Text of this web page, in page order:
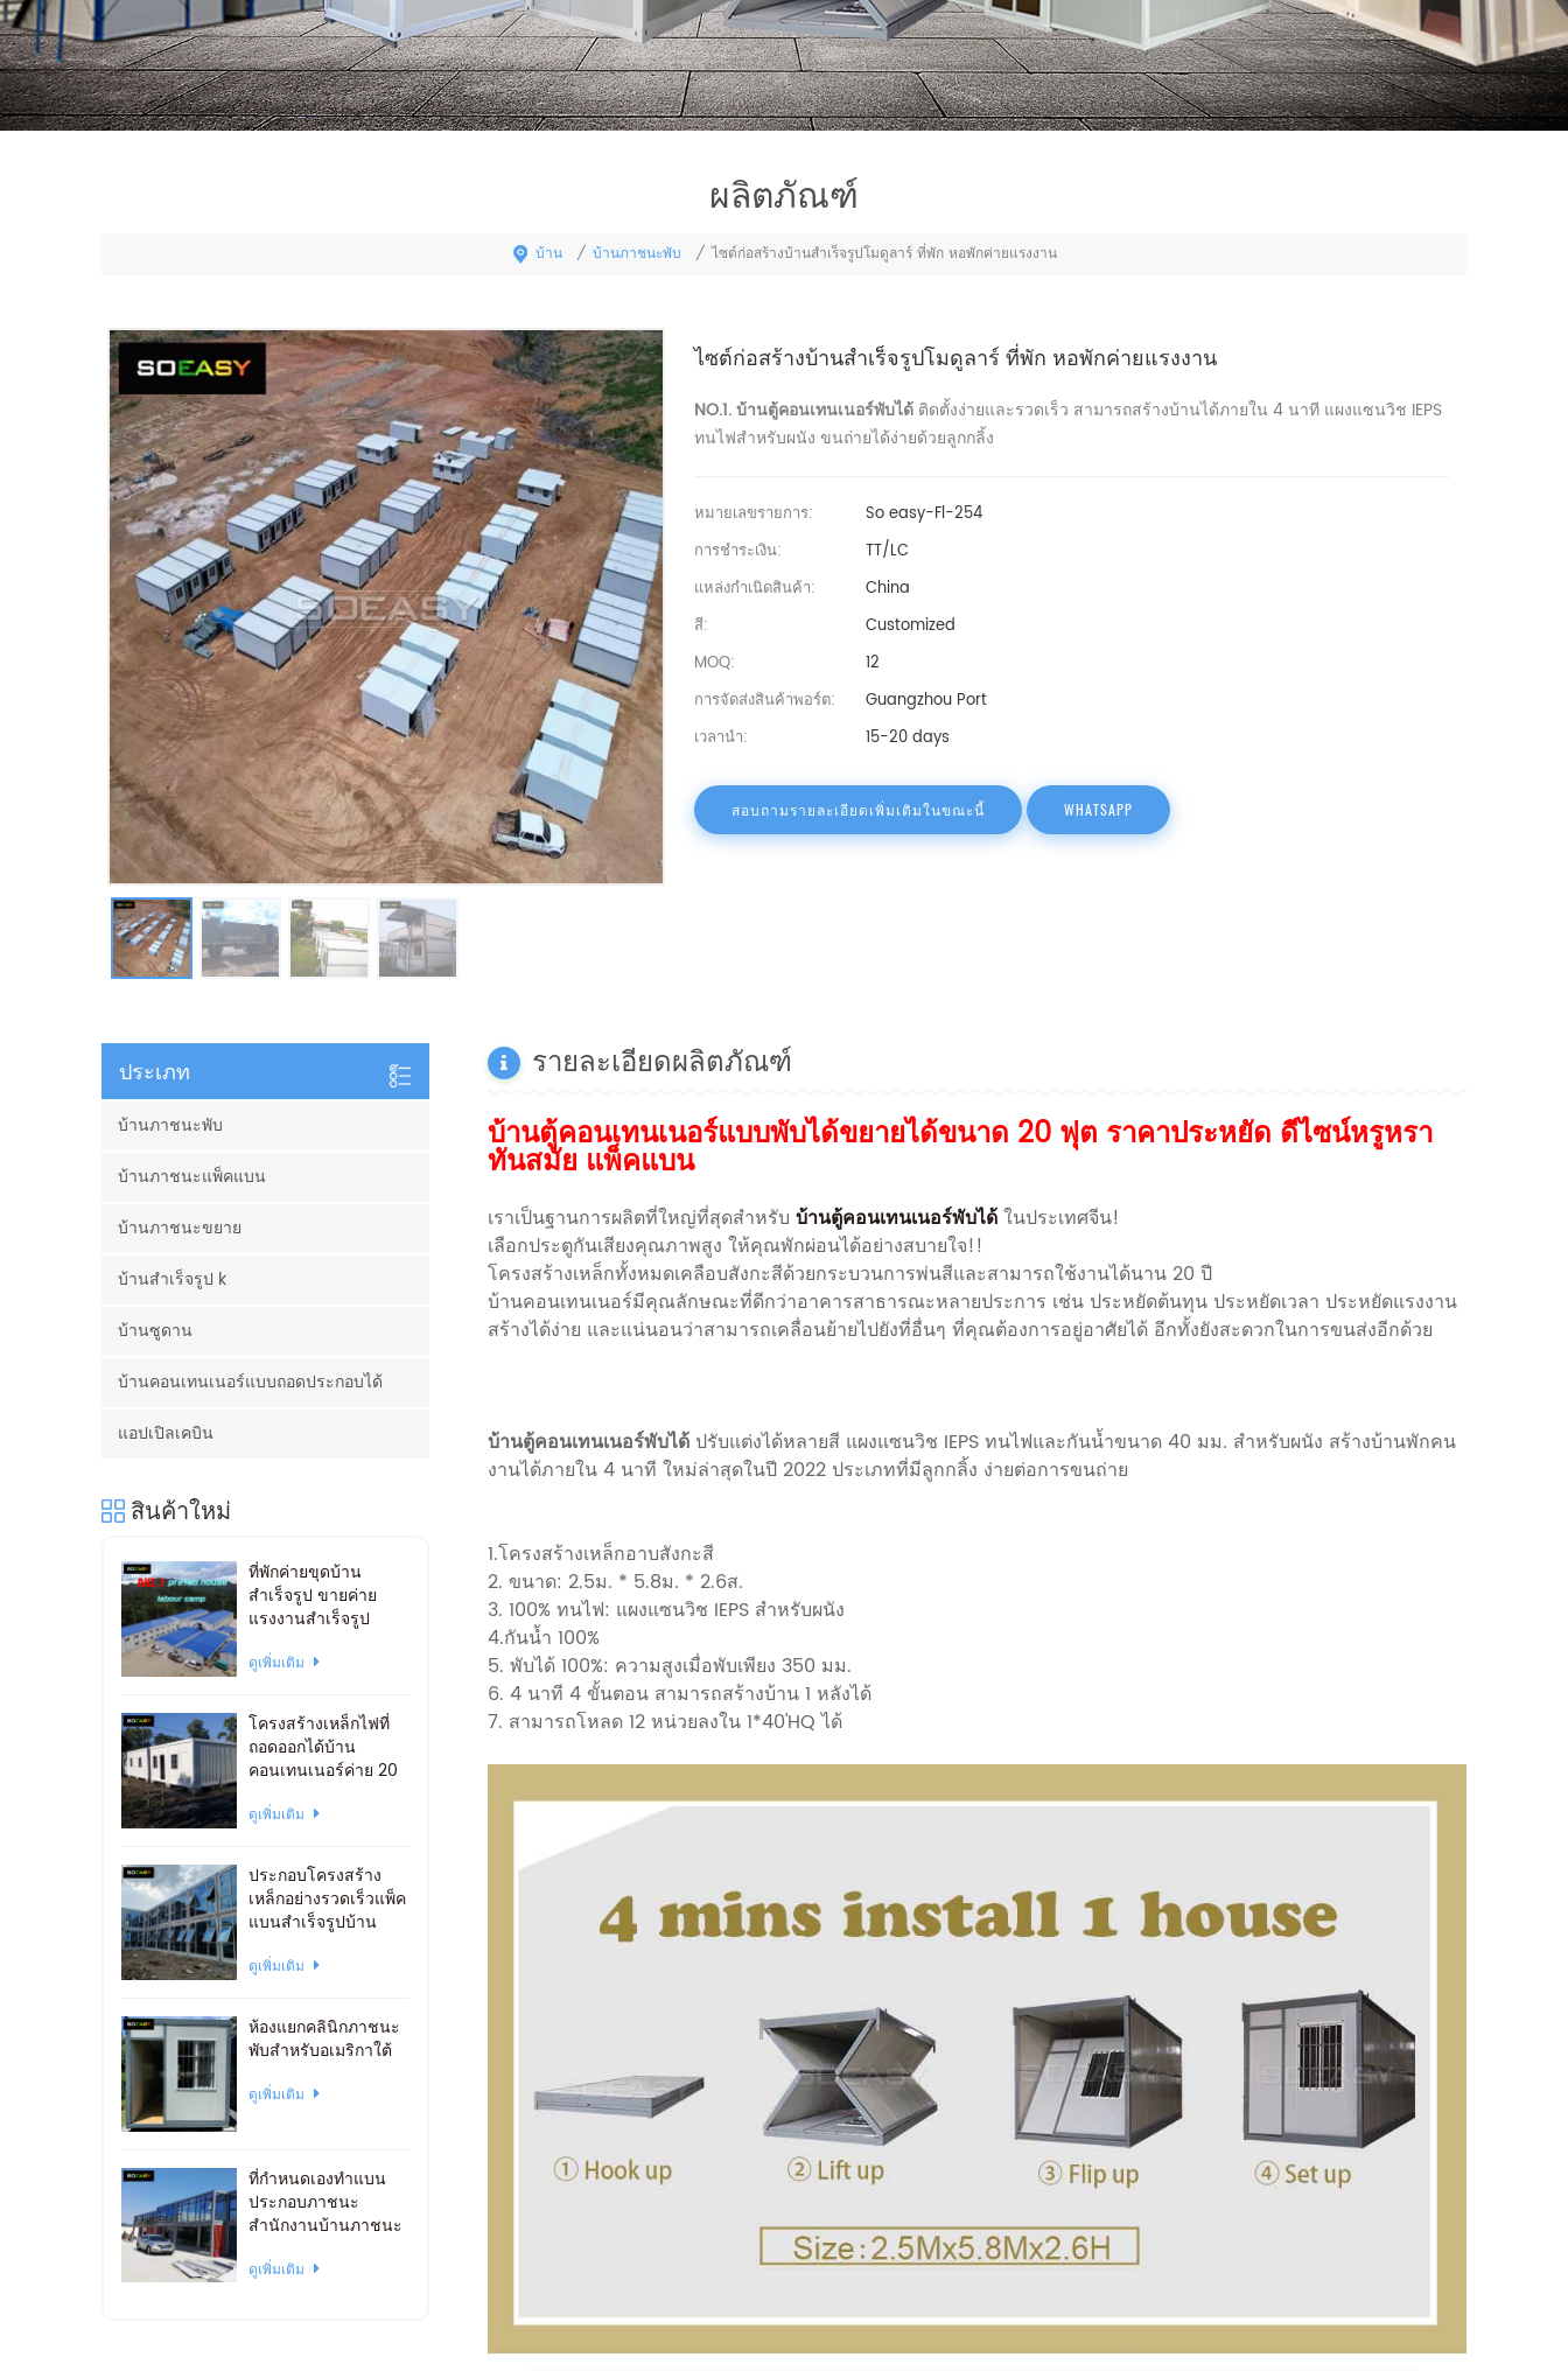
ผลิตภัณฑ์
บ้าน / บ้านภาชนะพับ / ไซต์ก่อสร้างบ้านสำเร็จรูปโมดูลาร์ ที่พัก หอพักค่ายแรงงาน
ไซต์ก่อสร้างบ้านสำเร็จรูปโมดูลาร์ ที่พัก หอพักค่ายแรงงาน
NO.1. บ้านตู้คอนเทนเนอร์พับได้ ติดตั้งง่ายและรวดเร็ว สามารถสร้างบ้านได้ภายใน 4 นาที แผงแซนวิช IEPS
ทนไฟสำหรับผนัง ขนถ่ายได้ง่ายด้วยลูกกลิ้ง
หมายเลขรายการ:
So easy-Fl-254
การชำระเงิน:
TT/LC
แหล่งกำเนิดสินค้า:
China
สี:
Customized
MOQ:
12
การจัดส่งสินค้าพอร์ต:
Guangzhou Port
เวลานำ:
15-20 days
สอบถามรายละเอียดเพิ่มเติมในขณะนี้ WHATSAPP
รายละเอียดผลิตภัณฑ์
บ้านตู้คอนเทนเนอร์แบบพับได้ขยายได้ขนาด 20 ฟุต ราคาประหยัด ดีไซน์หรูหรา
ทันสมัย แพ็คแบน
เราเป็นฐานการผลิตที่ใหญ่ที่สุดสำหรับ บ้านตู้คอนเทนเนอร์พับได้ในประเทศจีน!
เลือกประตูกันเสียงคุณภาพสูง ให้คุณพักผ่อนได้อย่างสบายใจ!!
โครงสร้างเหล็กทั้งหมดเคลือบสังกะสีด้วยกระบวนการพ่นสีและสามารถใช้งานได้นาน 20 ปี
บ้านคอนเทนเนอร์มีคุณลักษณะที่ดีกว่าอาคารสาธารณะหลายประการ เช่น ประหยัดต้นทุน ประหยัดเวลา ประหยัดแรงงาน
สร้างได้ง่าย และแน่นอนว่าสามารถเคลื่อนย้ายไปยังที่อื่นๆ ที่คุณต้องการอยู่อาศัยได้ อีกทั้งยังสะดวกในการขนส่งอีกด้วย
บ้านตู้คอนเทนเนอร์พับได้ ปรับแต่งได้หลายสี แผงแซนวิช IEPS ทนไฟและกันน้ำขนาด 40 มม. สำหรับผนัง สร้างบ้านพักคน
งานได้ภายใน 4 นาที ใหม่ล่าสุดในปี 2022 ประเภทที่มีลูกกลิ้ง ง่ายต่อการขนถ่าย
1.โครงสร้างเหล็กอาบสังกะสี
2. ขนาด: 2.5ม. * 5.8ม. * 2.6ส.
3. 100%ทนไฟ: แผงแซนวิช IEPS สำหรับผนัง
4.กันน้ำ 100%
5. พับได้ 100%: ความสูงเมื่อพับเพียง 350 มม.
6. 4 นาที 4 ขั้นตอน สามารถสร้างบ้าน 1 หลังได้
7. สามารถโหลด 12 หน่วยลงใน 1*40'HQ ได้
ประเภท
บ้านภาชนะพับ
บ้านภาชนะแพ็คแบน
บ้านภาชนะขยาย
บ้านสำเร็จรูป k
บ้านซูดาน
บ้านคอนเทนเนอร์แบบถอดประกอบได้
แอปเปิลเคบิน
สินค้าใหม่
ที่พักค่ายขุดบ้าน
สำเร็จรูป ขายค่าย
แรงงานสำเร็จรูป
ดูเพิ่มเติม
โครงสร้างเหล็กไฟที่
ถอดออกได้บ้าน
คอนเทนเนอร์ค่าย 20
ดูเพิ่มเติม
ประกอบโครงสร้าง
เหล็กอย่างรวดเร็วแพ็ค
แบนสำเร็จรูปบ้าน
ดูเพิ่มเติม
ห้องแยกคลินิกภาชนะ
พับสำหรับอเมริกาใต้
ดูเพิ่มเติม
ที่กำหนดเองทำแบน
ประกอบภาชนะ
สำนักงานบ้านภาชนะ
ดูเพิ่มเติม